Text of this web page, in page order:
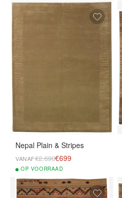
Nepal Plain & Stripes
VANAF€2.690€699
OP VOORRAAD